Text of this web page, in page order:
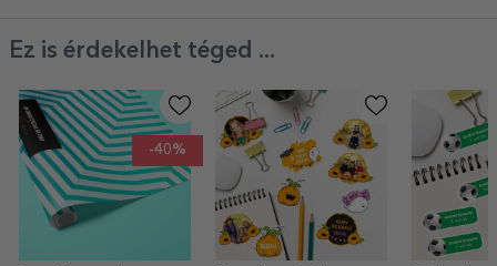
Ez is érdekelhet téged ...
-40%